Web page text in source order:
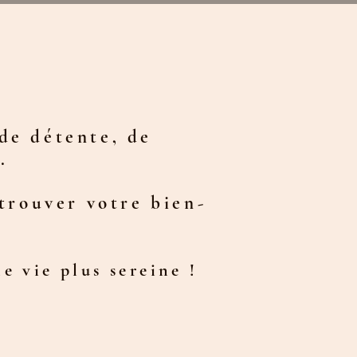
détente, de
votre bien-
vie plus sereine !